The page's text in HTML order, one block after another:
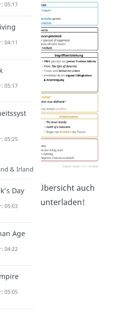
dir die Übersicht auch
herunterladen!
05:17
04:11
05:17
05:25
& Irland
Day
05:03
Age
04:22
05:05